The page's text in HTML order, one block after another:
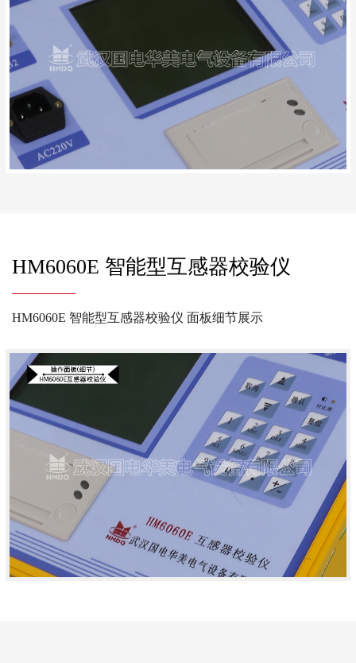
HM6060E 智能型互感器校验仪
HM6060E 智能型互感器校验仪 面板细节展示